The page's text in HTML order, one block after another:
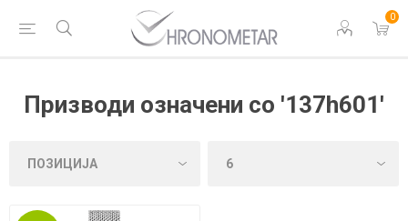
0
Призводи означени со '137h601'